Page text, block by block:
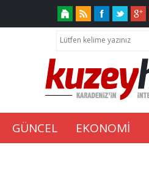
GÜNCEL EKONOMİ